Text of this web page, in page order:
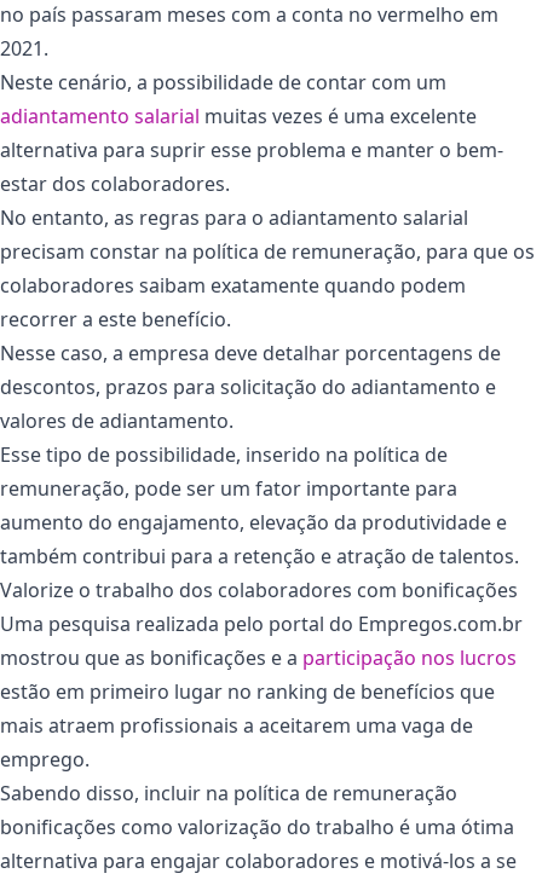
no país passaram meses com a conta no vermelho em
2021.
Neste cenário, a possibilidade de contar com um
adiantamento salarial muitas vezes é uma excelente
alternativa para suprir esse problema e manter o bem-
estar dos colaboradores.
No entanto, as regras para o adiantamento salarial
precisam constar na política de remuneração, para que os
colaboradores saibam exatamente quando podem
recorrer a este benefício.
Nesse caso, a empresa deve detalhar porcentagens de
descontos, prazos para solicitação do adiantamento e
valores de adiantamento.
Esse tipo de possibilidade, inserido na política de
remuneração, pode ser um fator importante para
aumento do engajamento, elevação da produtividade e
também contribui para a retenção e atração de talentos.
Valorize o trabalho dos colaboradores com bonificações
Uma pesquisa realizada pelo portal do Empregos.com.br
mostrou que as bonificações e a participação nos lucros
estão em primeiro lugar no ranking de benefícios que
mais atraem profissionais a aceitarem uma vaga de
emprego.
Sabendo disso, incluir na política de remuneração
bonificações como valorização do trabalho é uma ótima
alternativa para engajar colaboradores e motivá-los a se